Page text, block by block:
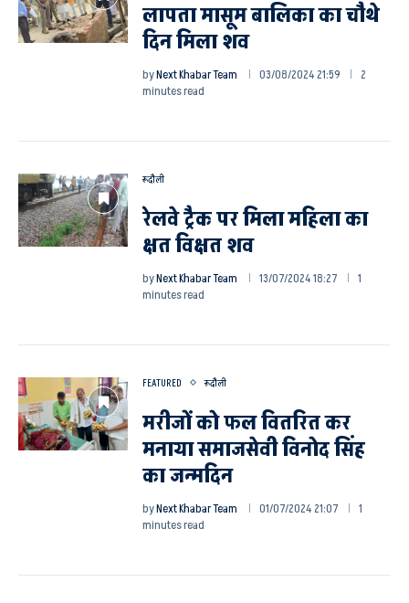
लापता मासूम बालिका का चौथे
दिन मिला शव
byNext Khabar Team 03/08/2024 21:59
2
minutes read
रूदौली
रेलवे ट्रैक पर मिला महिला का
क्षत विक्षत शव
byNext Khabar Team 13/07/2024 18:27
1
minutes read
FEATURED रूदौली
मरीजों को फल वितरित कर
मनाया समाजसेवी विनोद सिंह
का जन्मदिन
byNext Khabar Team 01/07/2024 21:07
1
minutes read